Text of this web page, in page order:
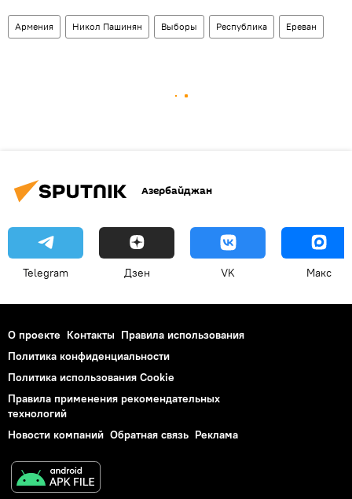
Армения Никол Пашинян Выборы Республика Ереван
Азербайджан
Telegram Дзен VK Макс
О проекте Контакты Правила использования
Политика конфиденциальности
Политика использования Cookie
Правила применения рекомендательных
технологий
Новости компаний Обратная связь Реклама